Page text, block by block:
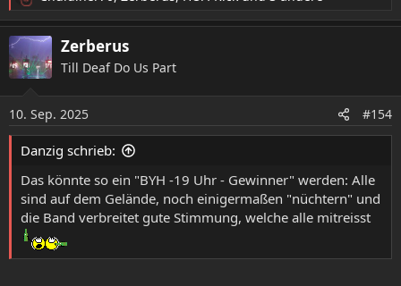
R
e
a
k
t
n
e
n
Zerberus
Till Deaf Do Us Part
10. Sep. 2025 #154
Danzig schrieb:
Das könnte so ein "BYH -19 Uhr - Gewinner" werden: Alle
sind auf dem Gelände, noch einigermaßen "nüchtern" und
die Band verbreitet gute Stimmung, welche alle mitreisst